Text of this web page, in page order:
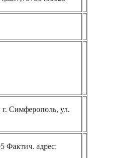
Симферополь, ул.
Фактич. адрес: